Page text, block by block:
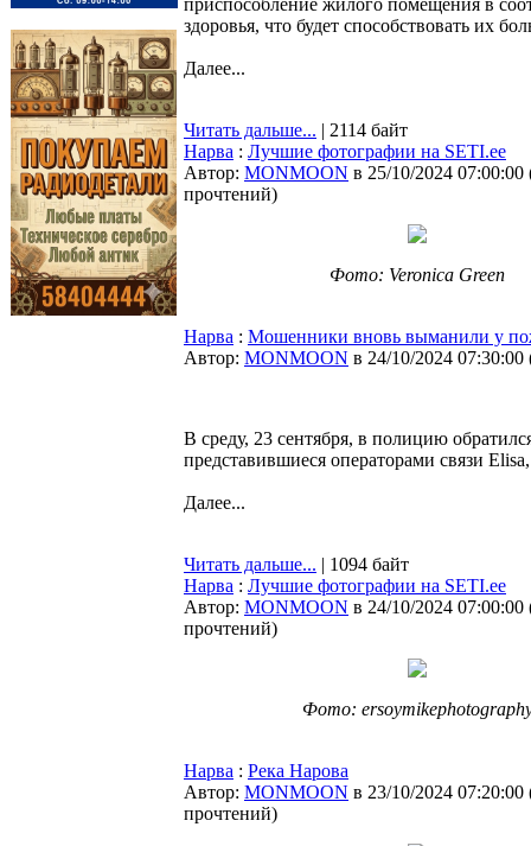
приспособление жилого помещения в
здоровья, что будет способствовать их
Далее...
Читать дальше... | 2114 байт
Нарва : Лучшие фотографии на SETI.ee
Автор: MONMOON в 25/10/2024 07:00:00
прочтений)
Фото: Veronica Green
Нарва : Мошенники вновь выманили у
Автор: MONMOON в 24/10/2024 07:30:00
В среду, 23 сентября, в полицию
представившиеся операторами связи
Далее...
Читать дальше... | 1094 байт
Нарва : Лучшие фотографии на SETI.ee
Автор: MONMOON в 24/10/2024 07:00:00
прочтений)
Фото:
Нарва : Река Нарова
Автор: MONMOON в 23/10/2024 07:20:00
прочтений)